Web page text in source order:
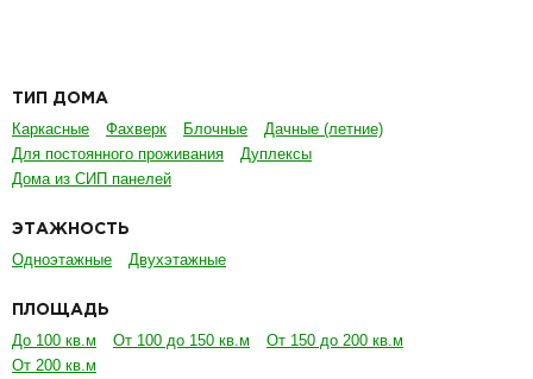
ТИП ДОМА
Каркасные Фахверк Блочные
Дачные (летние)
Для постоянного проживания
Дуплексы
Дома из СИП панелей
ЭТАЖНОСТЬ
Одноэтажные Двухэтажные
ПЛОЩАДЬ
До 100 кв.м От 100 до 150 кв.м
От 150 до 200 кв.м
От 200 кв.м